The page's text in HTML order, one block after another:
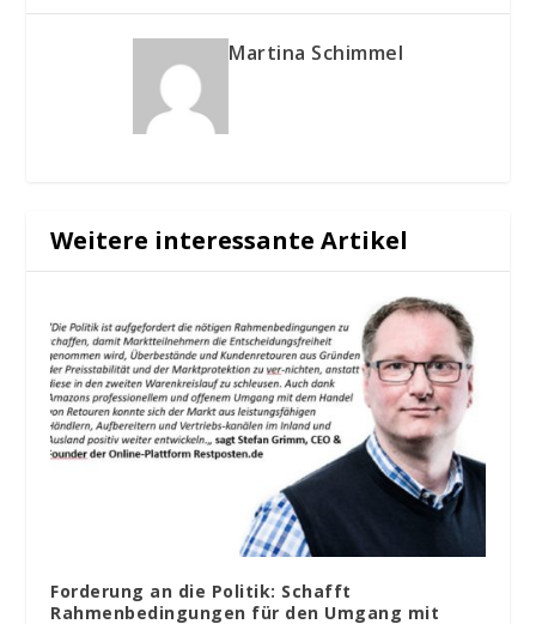
Martina Schimmel
Weitere interessante Artikel
Forderung an die Politik: Schafft
Rahmenbedingungen für den Umgang mit